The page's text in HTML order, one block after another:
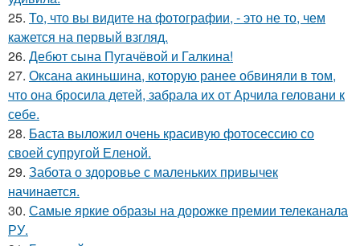
25. То, что вы видите на фотографии, - это не то, чем
кажется на первый взгляд.
26. Дебют сына Пугачёвой и Галкина!
27. Оксана акиньшина, которую ранее обвиняли в том,
что она бросила детей, забрала их от Арчила геловани к
себе.
28. Баста выложил очень красивую фотосессию со
своей супругой Еленой.
29. Забота о здоровье с маленьких привычек
начинается.
30. Самые яркие образы на дорожке премии телеканала
РУ.